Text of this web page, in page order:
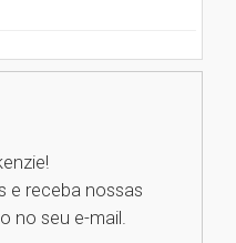
do Centro
Mackenzie
edição da Feira
e receba nossas
no seu e-mail.